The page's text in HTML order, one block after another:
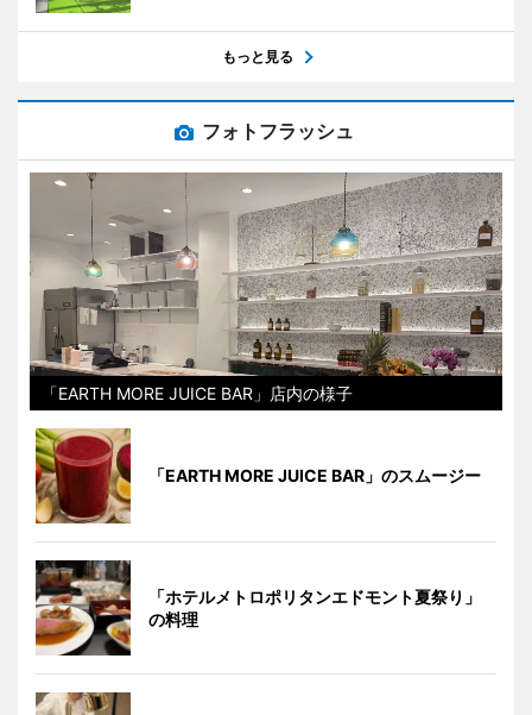
もっと見る
フォトフラッシュ
「EARTH MORE JUICE BAR」店内の様子
「EARTH MORE JUICE BAR」のスムージー
「ホテルメトロポリタンエドモント夏祭り」
の料理